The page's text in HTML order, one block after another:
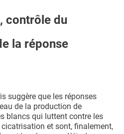
contrôle du
la réponse
suggère que les réponses
de la production de
blancs qui luttent contre les
et sont, finalement,